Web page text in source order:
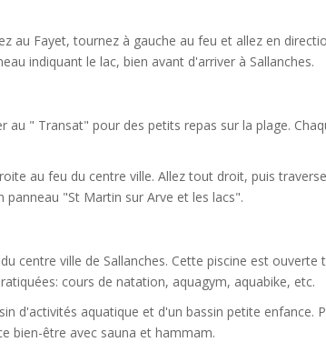
au Fayet, tournez à gauche au feu et allez en
indiquant le lac, bien avant d'arriver à Sallanches.
" Transat" pour des petits repas sur la plage.
au feu du centre ville. Allez tout droit, puis
"St Martin sur Arve et les lacs".
centre ville de Sallanches. Cette piscine est ouverte
cours de natation, aquagym, aquabike, etc.
d'activités aquatique et d'un bassin petite enfance.
bien-être avec sauna et hammam.